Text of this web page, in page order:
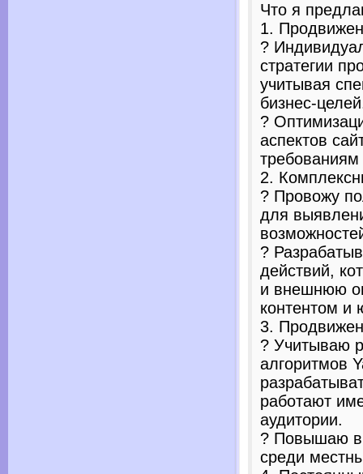
Что я
1.
?
стратегии
учитывая
бизнес-
?
аспектов
2.
? Провожу
для
?
действий,
и внешнюю
контентом и
3.
? Учитываю
алгоритмов
работают
аудитории.
? Повышаю
среди